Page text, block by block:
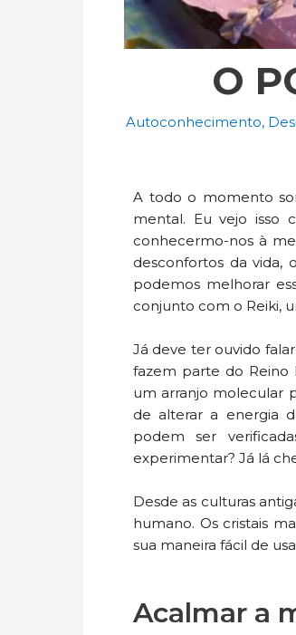
O
Autoconhecimento,
A todo o momento
mental. Eu vejo isso
conhecermo-nos à
desconfortos da vida,
podemos melhorar
conjunto com o Reiki,
Já deve ter ouvido
fazem parte do Reino
um arranjo molecular
de alterar a energia
podem ser
experimentar? Já lá
Desde as culturas
humano. Os cristais
sua maneira fácil de
Acalmar a